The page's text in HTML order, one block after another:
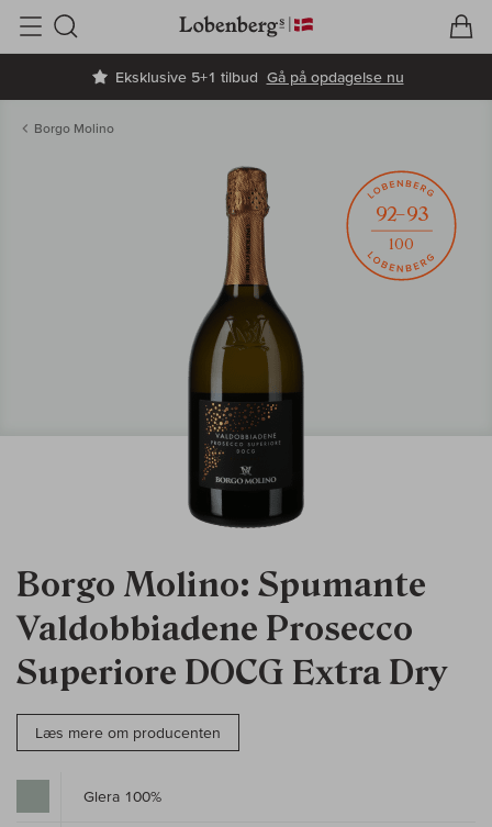
Eksklusive 5+1 tilbud Gå på opdagelse nu
Søg
Borgo Molino
Borgo Molino: Spumante
Valdobbiadene Prosecco
Superiore DOCG Extra Dry
Læs mere om producenten
92–93
100
Glera 100%